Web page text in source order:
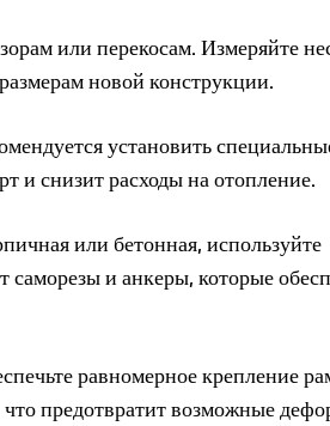
или перекосам. Измеряйте
новой конструкции.
установить
и снизит расходы на отопление.
или бетонная, используйте
и анкеры, которые
равномерное крепление
предотвратит возможные